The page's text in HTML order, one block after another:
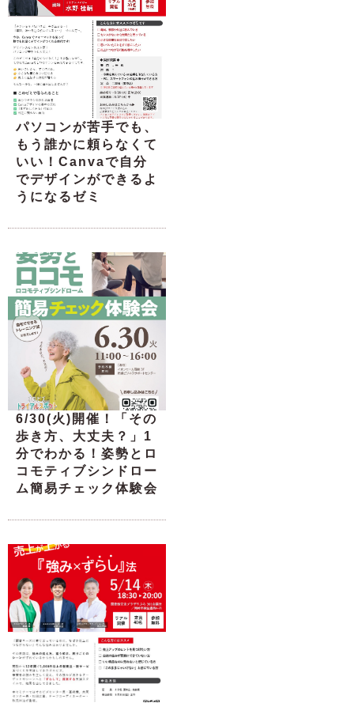
パソコンが苦手でも、
もう誰かに頼らなくて
いい！Canvaで自分
でデザインができるよ
うになるゼミ
6/30(火)開催！「その
歩き方、大丈夫？」1
分でわかる！姿勢とロ
コモティブシンドロー
ム簡易チェック体験会